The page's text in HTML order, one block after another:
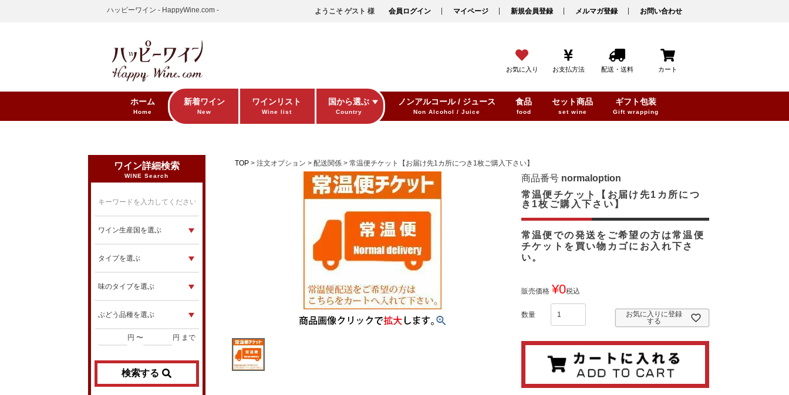
ハッピーワイン - HappyWine.com - ようこそ ゲスト 様 会員ログイン マイページ 新規会員登録 メルマガ登録 お問い合わせ
お気に入り お支払方法 配送・送料 カート
ホーム
Home
新着ワイン
New
ワインリスト
Wine list
国から選ぶ
Country
ノンアルコール / ジュース
Non Alcohol / Juice
食品
food
セット商品
set wine
ギフト包装
Gift wrapping
ワイン詳細検索
WINE Search
円 〜 円 まで
検索する
TOP 注文オプション 配送関係 常温便チケット【お届け先1カ所につき1枚ご購入下さい】
商品番号 normaloption
常温便での発送をご希望の方は常温便
チケットを買い物カゴにお入れ下さ
い。
常温便チケット【お届け先1カ所につ
き1枚ご購入下さい】
販売価格 ¥0税込
お気に入りに登録
する